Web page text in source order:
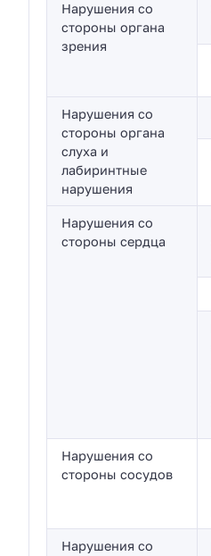
Нарушения со
стороны органа
зрения
Нарушения со
стороны органа
слуха и
лабиринтные
нарушения
Нарушения со
стороны сердца
Нарушения со
стороны сосудов
Нарушения со